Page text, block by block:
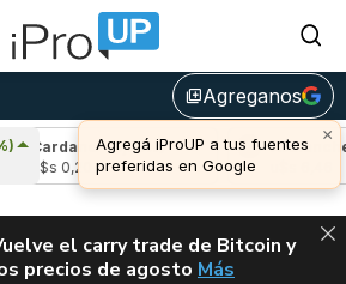
library_addAgreganos
×
Agregá iProUP a tus fuentes
preferidas en Google
(6,25%)
u$s 0,20
Avalanche
(-
u$s 6,46
ALERTA
el carry trade de Bitcoin y
precios de agosto VUELVE EL
Más